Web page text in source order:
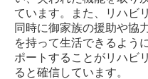
口腔管理連携について
ています。また、リハビ
同時に御家族の援助や協
を持って生活できるよう
ポートすることがリハビ
ると確信しています。